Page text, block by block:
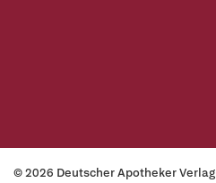
© 2026 Deutscher Apotheker Verlag